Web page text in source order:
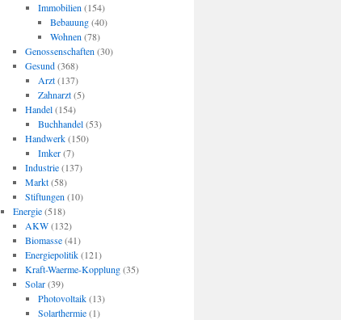
Immobilien (154)
Bebauung(40)
Wohnen (78)
Genossenschaften (30)
Gesund(368)
Arzt(137)
Zahnarzt(5)
Handel(154)
Buchhandel(53)
Handwerk(150)
Imker(7)
Industrie(137)
Markt(58)
Stiftungen (10)
Energie(518)
AKW(132)
Biomasse(41)
Energiepolitik(121)
Kraft-Waerme-Kopplung(35)
Solar(39)
Photovoltaik(13)
Solarthermie(1)